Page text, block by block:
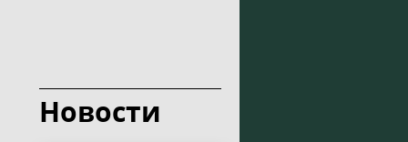
Новости